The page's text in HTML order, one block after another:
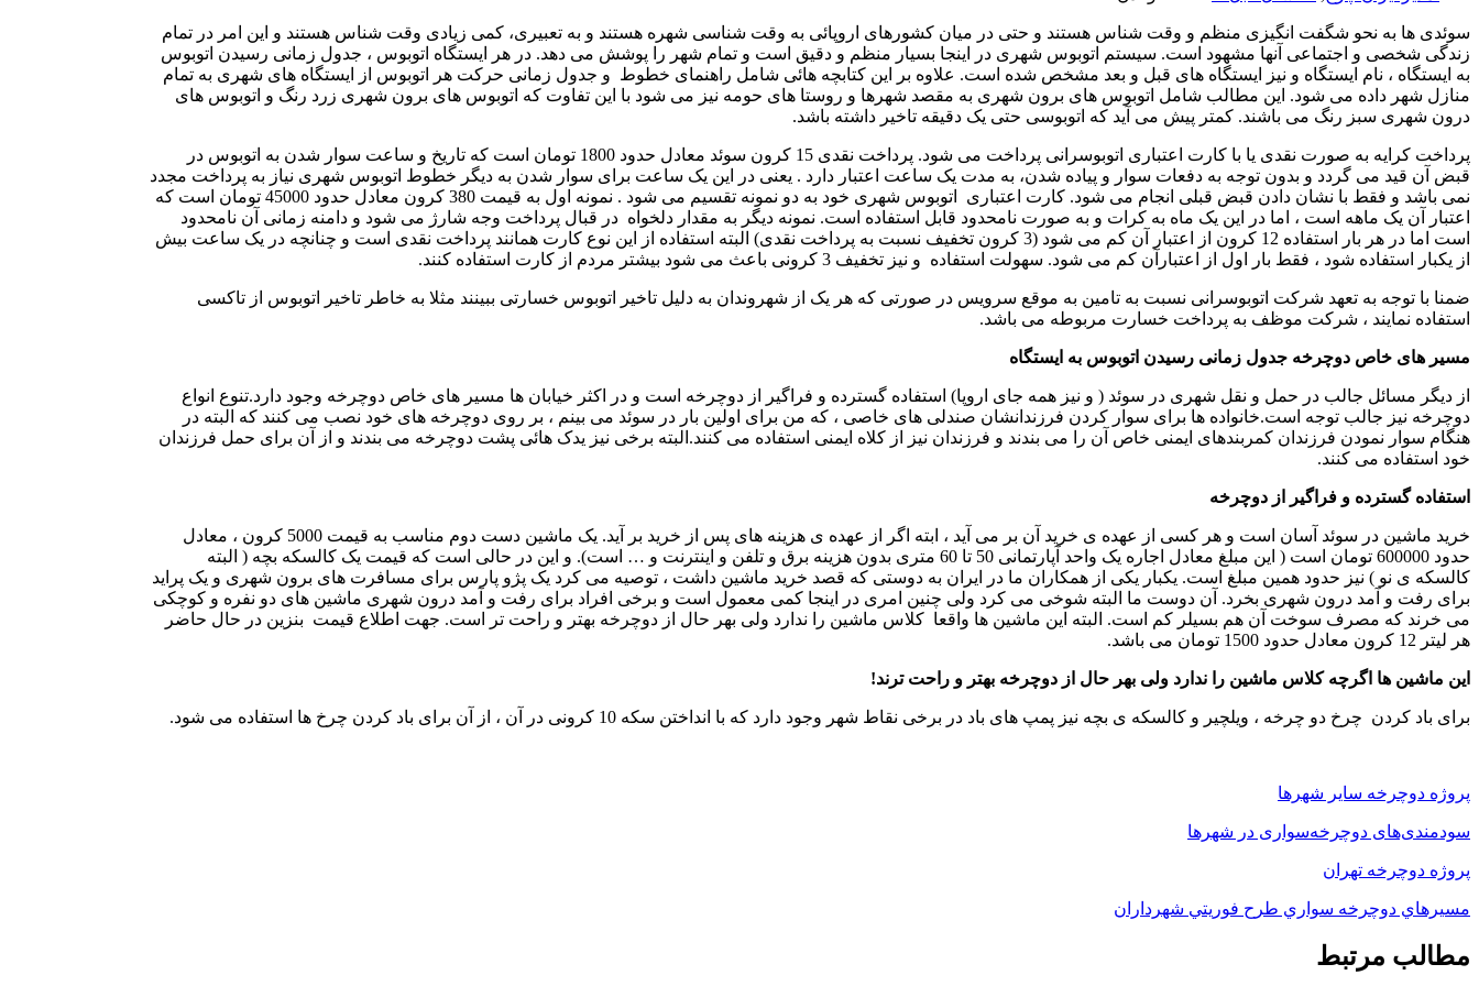
سوئدی ها به نحو شگفت انگیزی منظم و وقت شناس هستند و حتی در میان کشورهای اروپائی به وقت شناسی شهره هستند و به تعبیری، کمی زیادی وقت شناس هستند و این امر در تمام
زندگی شخصی و اجتماعی آنها مشهود است. سیستم اتوبوس شهری در اینجا بسیار منظم و دقیق است و تمام شهر را پوشش می دهد. در هر ایستگاه اتوبوس ، جدول زمانی رسیدن اتوبوس
به ایستگاه ، نام ایستگاه و نیز ایستگاه های قبل و بعد مشخص شده است. علاوه بر این کتابچه هائی شامل راهنمای خطوط و جدول زمانی حرکت هر اتوبوس از ایستگاه های شهری به تمام
منازل شهر داده می شود. این مطالب شامل اتوبوس های برون شهری به مقصد شهرها و روستا های حومه نیز می شود با این تفاوت که اتوبوس های برون شهری زرد رنگ و اتوبوس های
درون شهری سبز رنگ می باشند. کمتر پیش می آید که اتوبوسی حتی یک دقیقه تاخیر داشته باشد.
پرداخت کرایه به صورت نقدی یا با کارت اعتباری اتوبوسرانی پرداخت می شود. پرداخت نقدی 15 کرون سوئد معادل حدود 1800 تومان است که تاریخ و ساعت سوار شدن به اتوبوس در
قبض آن قید می گردد و بدون توجه به دفعات سوار و پیاده شدن، به مدت یک ساعت اعتبار دارد . یعنی در این یک ساعت برای سوار شدن به دیگر خطوط اتوبوس شهری نیاز به پرداخت مجدد
نمی باشد و فقط با نشان دادن قبض قبلی انجام می شود. کارت اعتباری اتوبوس شهری خود به دو نمونه تقسیم می شود . نمونه اول به قیمت 380 کرون معادل حدود 45000 تومان است که
اعتبار آن یک ماهه است ، اما در این یک ماه به کرات و به صورت نامحدود قابل استفاده است. نمونه دیگر به مقدار دلخواه در قبال پرداخت وجه شارژ می شود و دامنه زمانی آن نامحدود
است اما در هر بار استفاده 12 کرون از اعتبار آن کم می شود (3 کرون تخفیف نسبت به پرداخت نقدی) البته استفاده از این نوع کارت همانند پرداخت نقدی است و چنانچه در یک ساعت بیش
از یکبار استفاده شود ، فقط بار اول از اعتبارآن کم می شود. سهولت استفاده و نیز تخفیف 3 کرونی باعث می شود بیشتر مردم از کارت استفاده کنند.
ضمنا با توجه به تعهد شرکت اتوبوسرانی نسبت به تامین به موقع سرویس در صورتی که هر یک از شهروندان به دلیل تاخیر اتوبوس خسارتی ببینند مثلا به خاطر تاخیر اتوبوس از تاکسی
استفاده نمایند ، شرکت موظف به پرداخت خسارت مربوطه می باشد.
مسیر های خاص دوچرخه جدول زمانی رسیدن اتوبوس به ایستگاه
از دیگر مسائل جالب در حمل و نقل شهری در سوئد ( و نیز همه جای اروپا) استفاده گسترده و فراگیر از دوچرخه است و در اکثر خیابان ها مسیر های خاص دوچرخه وجود دارد.تنوع انواع
دوچرخه نیز جالب توجه است.خانواده ها برای سوار کردن فرزندانشان صندلی های خاصی ، که من برای اولین بار در سوئد می بینم ، بر روی دوچرخه های خود نصب می کنند که البته در
هنگام سوار نمودن فرزندان کمربندهای ایمنی خاص آن را می بندند و فرزندان نیز از کلاه ایمنی استفاده می کنند.البته برخی نیز یدک هائی پشت دوچرخه می بندند و از آن برای حمل فرزندان
خود استفاده می کنند.
استفاده گسترده و فراگیر از دوچرخه
خرید ماشین در سوئد آسان است و هر کسی از عهده ی خرید آن بر می آید ، ابته اگر از عهده ی هزینه های پس از خرید بر آید. یک ماشین دست دوم مناسب به قیمت 5000 کرون ، معادل
حدود 600000 تومان است ( این مبلغ معادل اجاره یک واحد آپارتمانی 50 تا 60 متری بدون هزینه برق و تلفن و اینترنت و … است). و این در حالی است که قیمت یک کالسکه بچه ( البته
کالسکه ی نو ) نیز حدود همین مبلغ است. یکبار یکی از همکاران ما در ایران به دوستی که قصد خرید ماشین داشت ، توصیه می کرد یک پژو پارس برای مسافرت های برون شهری و یک پراید
برای رفت و آمد درون شهری بخرد. آن دوست ما البته شوخی می کرد ولی چنین امری در اینجا کمی معمول است و برخی افراد برای رفت و آمد درون شهری ماشین های دو نفره و کوچکی
می خرند که مصرف سوخت آن هم بسیلر کم است. البته این ماشین ها واقعا کلاس ماشین را ندارد ولی بهر حال از دوچرخه بهتر و راحت تر است. جهت اطلاع قیمت بنزین در حال حاضر
هر لیتر 12 کرون معادل حدود 1500 تومان می باشد.
این ماشین ها اگرچه کلاس ماشین را ندارد ولی بهر حال از دوچرخه بهتر و راحت ترند!
برای باد کردن چرخ دو چرخه ، ویلچیر و کالسکه ی بچه نیز پمپ های باد در برخی نقاط شهر وجود دارد که با انداختن سکه 10 کرونی در آن ، از آن برای باد کردن چرخ ها استفاده می شود.
پروژه دوچرخه سایر شهرها
سودمندی‌های دوچرخه‌سواری در شهرها
پروژه دوچرخه تهران
مسيرهاي دوچرخه سواري طرح فوريتي شهرداران
مطالب مرتبط